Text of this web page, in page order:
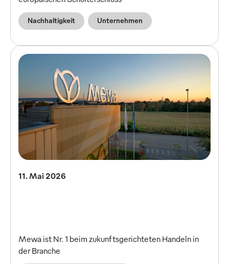
Nachhaltigkeit Unternehmen
11. Mai 2026
Mewa ist Nr. 1 beim zukunftsgerichteten Handeln in
der Branche